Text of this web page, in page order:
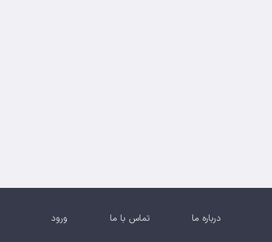
درباره ما تماس با ما ورود